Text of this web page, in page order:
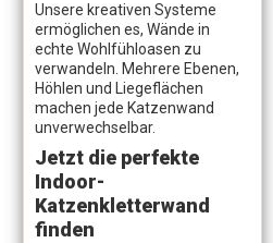
Unsere kreativen Systeme
ermöglichen es, Wände in
echte Wohlfühloasen zu
verwandeln. Mehrere Ebenen,
Höhlen und Liegeflächen
machen jede Katzenwand
unverwechselbar.
Jetzt die perfekte
Indoor-
Katzenkletterwand
finden